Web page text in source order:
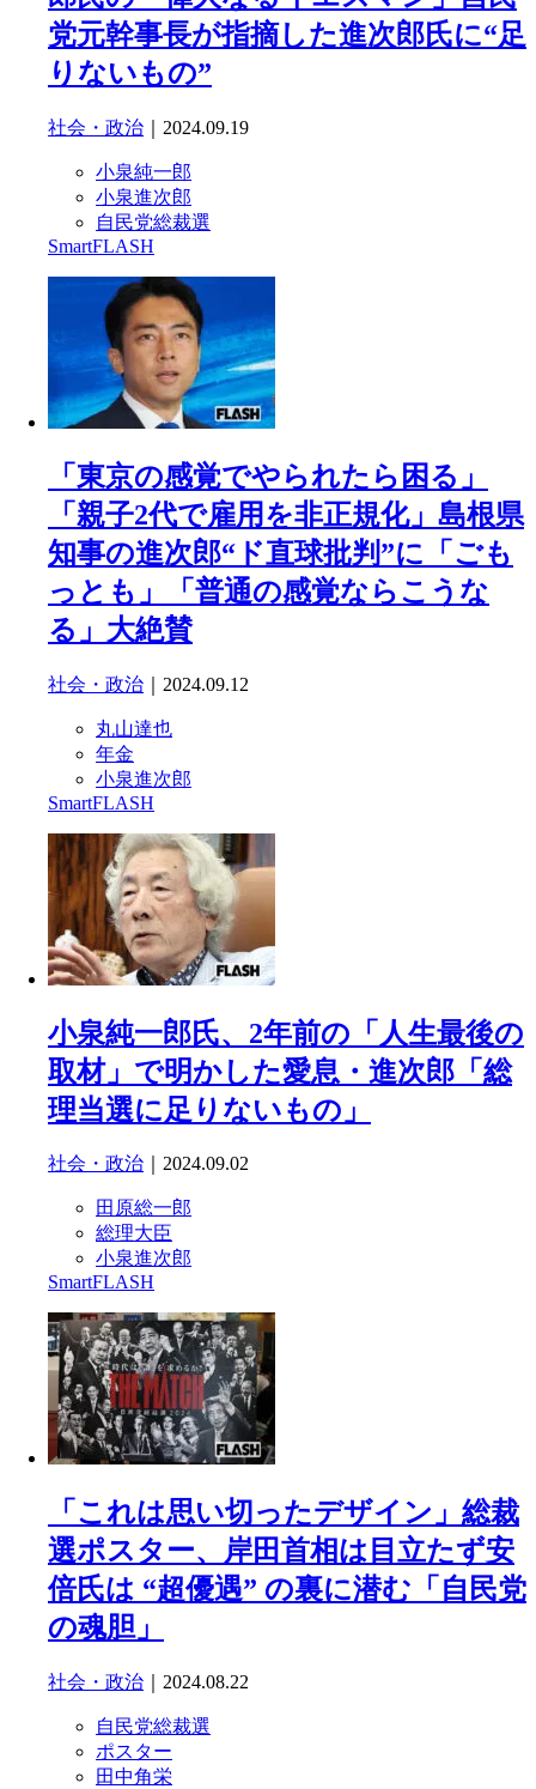
党元幹事長が指摘した進次郎氏に“足
りないもの”
社会・政治 ｜2024.09.19
小泉純一郎
小泉進次郎
自民党総裁選
SmartFLASH
「東京の感覚でやられたら困る」
「親子2代で雇用を非正規化」島根県
知事の進次郎“ド直球批判”に「ごも
っとも」「普通の感覚ならこうな
る」大絶賛
社会・政治 ｜2024.09.12
丸山達也
年金
小泉進次郎
SmartFLASH
小泉純一郎氏、2年前の「人生最後の
取材」で明かした愛息・進次郎「総
理当選に足りないもの」
社会・政治 ｜2024.09.02
田原総一郎
総理大臣
小泉進次郎
SmartFLASH
「これは思い切ったデザイン」総裁
選ポスター、岸田首相は目立たず安
倍氏は “超優遇” の裏に潜む「自民党
の魂胆」
社会・政治 ｜2024.08.22
自民党総裁選
ポスター
田中角栄